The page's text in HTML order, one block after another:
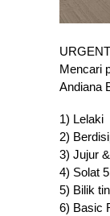
URGENT
Mencari
Andiana
1) Lelaki
2)
3) Jujur
4) Solat
5) Bilik
6) Basic